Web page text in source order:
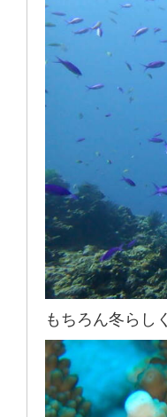
もちろん冬らし